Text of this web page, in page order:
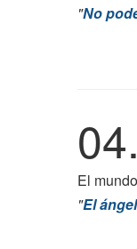
"No
04.
El
"El